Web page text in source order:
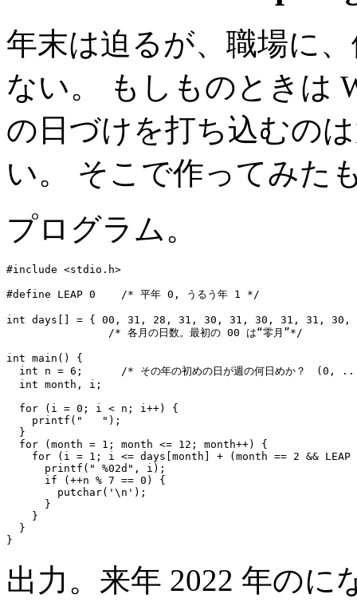
年末は迫るが、職場に
ない。 もしものときは
の日づけを打ち込むの
い。 そこで作ってみた
プログラム。
#include <stdio.h>
#define LEAP 0    /* 平年 0, うるう年 1 */
int days[] = { 00, 31, 28, 31, 30, 31, 30, 31, 31, 30,
                /* 各月の日数。最初の 00 は“零月”*/
int main() {
int n = 6;      /* その年の初めの日が週の何日めか？　(0,
  int month, i;
  for (i = 0; i < n; i++) {
    printf("   ");
  }
  for (month = 1; month <= 12; month++) {
for (i = 1; i <= days[month] + (month == 2 && LEAP
      printf(" %02d", i);
      if (++n % 7 == 0) {
        putchar('\n');
      }
    }
  }
出力。来年 2022 年のに